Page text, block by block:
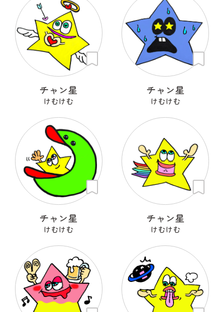
チャン星
けむけむ
チャン星
けむけむ
チャン星
けむけむ
チャン星
けむけむ